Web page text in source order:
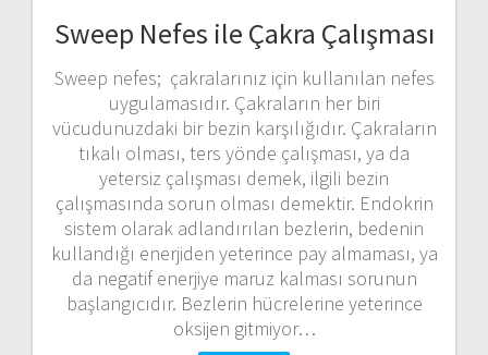
Sweep Nefes ile Çakra Çalışması
Sweep nefes; çakralarınız için kullanılan nefes
uygulamasıdır. Çakraların her biri
vücudunuzdaki bir bezin karşılığıdır. Çakraların
tıkalı olması, ters yönde çalışması, ya da
yetersiz çalışması demek, ilgili bezin
çalışmasında sorun olması demektir. Endokrin
sistem olarak adlandırılan bezlerin, bedenin
kullandığı enerjiden yeterince pay almaması, ya
da negatif enerjiye maruz kalması sorunun
başlangıcıdır. Bezlerin hücrelerine yeterince
oksijen gitmiyor…